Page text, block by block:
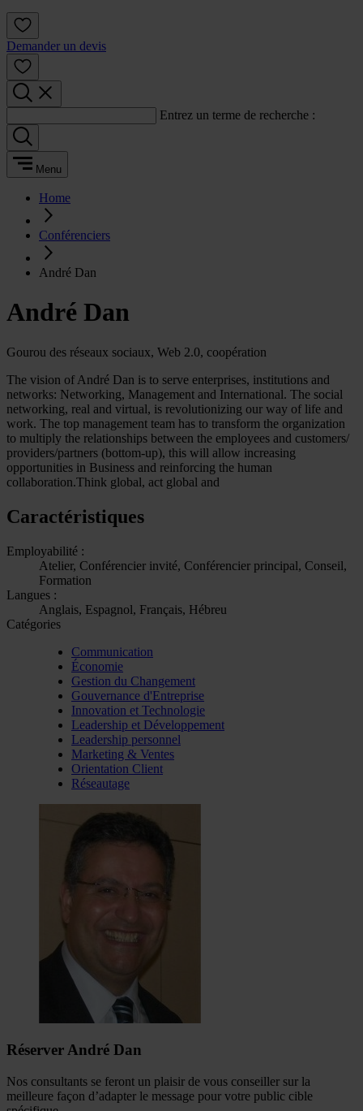
Demander un devis
Entrez un terme de recherche :
Menu
Home
Conférenciers
André Dan
André Dan
Gourou des réseaux sociaux, Web 2.0, coopération
The vision of André Dan is to serve enterprises, institutions and
networks: Networking, Management and International. The social
networking, real and virtual, is revolutionizing our way of life and
work. The top management team has to transform the organization
to multiply the relationships between the employees and customers/
providers/partners (bottom-up), this will allow increasing
opportunities in Business and reinforcing the human
collaboration.Think global, act global and
Caractéristiques
Employabilité :
Atelier, Conférencier invité, Conférencier principal, Conseil,
Formation
Langues :
Anglais, Espagnol, Français, Hébreu
Catégories
Communication
Économie
Gestion du Changement
Gouvernance d'Entreprise
Innovation et Technologie
Leadership et Développement
Leadership personnel
Marketing & Ventes
Orientation Client
Réseautage
Réserver André Dan
Nos consultants se feront un plaisir de vous conseiller sur la
meilleure façon d’adapter le message pour votre public cible